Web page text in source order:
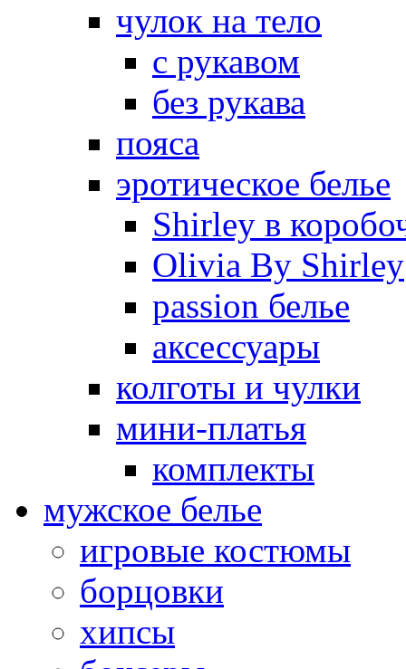
чулок на тело
с рукавом
без рукава
пояса
эротическое белье
Shirley в
Olivia By Shirley
passion белье
аксессуары
колготы и чулки
мини-платья
комплекты
мужское белье
игровые костюмы
борцовки
хипсы